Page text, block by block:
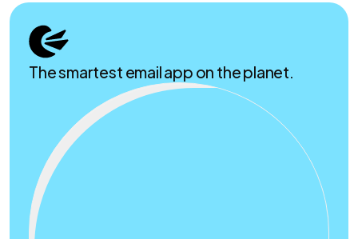
The smartest email app on the planet.